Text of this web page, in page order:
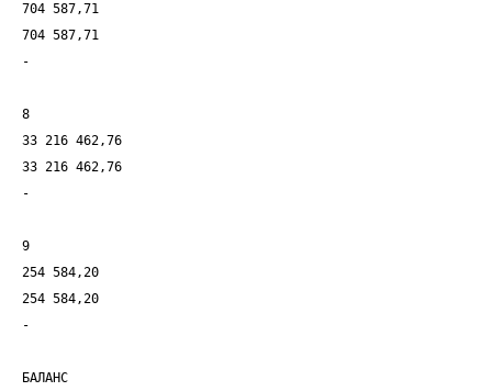
704 587,71
704 587,71
-
8
33 216 462,76
33 216 462,76
-
9
254 584,20
254 584,20
-
БАЛАНС